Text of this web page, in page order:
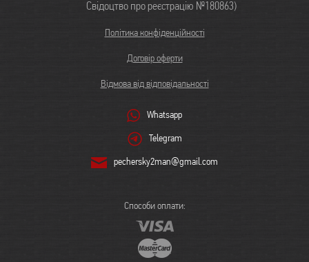
Свідоцтво про реєстрацію №180863)
Політика конфіденційності
Договір оферти
Відмова від відповідальності
Whatsapp
Telegram
pechersky2man@gmail.com
Способи оплати: